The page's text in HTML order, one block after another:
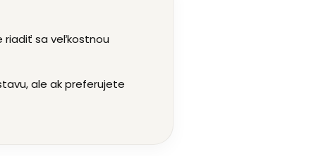
riadiť sa veľkostnou
ale ak preferujete